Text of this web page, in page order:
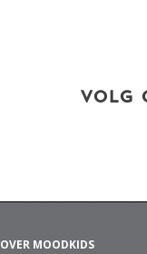
VOLG
OVER MOODKIDS